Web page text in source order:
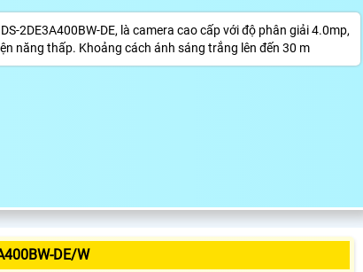
2DE3A400BW-DE, là camera cao cấp với độ phân giải 4.0mp,
năng thấp. Khoảng cách ánh sáng trắng lên đến 30 m
DE/W